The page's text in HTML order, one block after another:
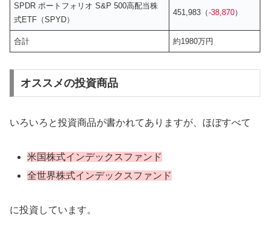
SPDR ポートフォリオ S&P 500高配当株
式ETF（SPYD）
451,983（-38,870）
合計 約1980万円
オススメの投資商品
いろいろと投資商品が書かれてありますが、ほぼすべて
米国株式インデックスファンド
全世界株式インデックスファンド
に投資しています。